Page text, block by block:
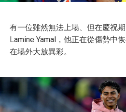
有一位雖然無法上場、但在慶祝
Lamine Yamal，他正在從傷勢中
在場外大放異彩。